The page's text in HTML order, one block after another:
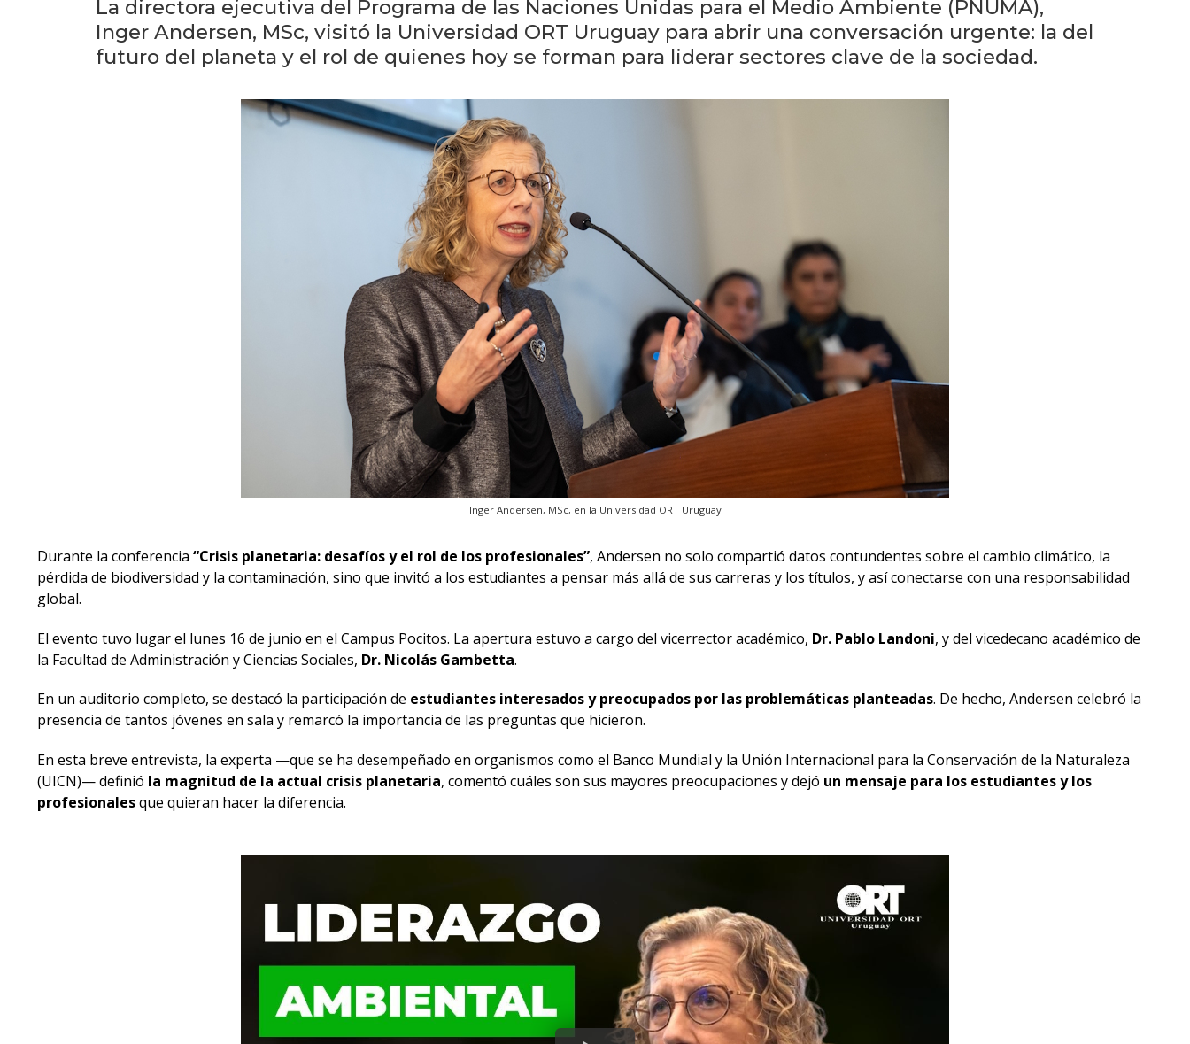
eventos
La directora ejecutiva del Programa de las Naciones Unidas para el Medio Ambiente (PNUMA),
Inger Andersen, MSc, visitó la Universidad ORT Uruguay para abrir una conversación urgente: la del
futuro del planeta y el rol de quienes hoy se forman para liderar sectores clave de la sociedad.
Inger Andersen, MSc, en la Universidad ORT Uruguay
Durante la conferencia “Crisis planetaria: desafíos y el rol de los profesionales”, Andersen no solo compartió datos contundentes sobre el cambio climático, la
pérdida de biodiversidad y la contaminación, sino que invitó a los estudiantes a pensar más allá de sus carreras y los títulos, y así conectarse con una responsabilidad
global.
El evento tuvo lugar el lunes 16 de junio en el Campus Pocitos. La apertura estuvo a cargo del vicerrector académico, Dr. Pablo Landoni, y del vicedecano académico de
la Facultad de Administración y Ciencias Sociales, Dr. Nicolás Gambetta.
En un auditorio completo, se destacó la participación de estudiantes interesados y preocupados por las problemáticas planteadas. De hecho, Andersen celebró la
presencia de tantos jóvenes en sala y remarcó la importancia de las preguntas que hicieron.
En esta breve entrevista, la experta —que se ha desempeñado en organismos como el Banco Mundial y la Unión Internacional para la Conservación de la Naturaleza
(UICN)— definió la magnitud de la actual crisis planetaria, comentó cuáles son sus mayores preocupaciones y dejó un mensaje para los estudiantes y los
profesionalesque quieran hacer la diferencia.